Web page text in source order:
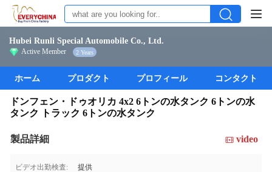
Hubei Runli Special Automobile Co., Ltd.
Active Member 2 Years
ホーム プロダクト プロフィール コンタクト
ドンフェン・ドゥオリカ 4x2 6トンの水タンク 6トンの水
タンク トラック 6トンの水タンク
製品詳細 video
ビデオ出勤検査:
提供